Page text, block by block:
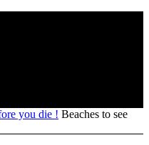
Beaches to see